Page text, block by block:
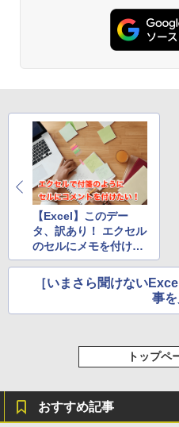
Amazon
ない、大
￥19,980
Kindle
ション
るさ自動
持続バッ
ブラック
￥32,980
Amazon
ージ、防
イ、色調
売)
New
【Excel】このデー
タ、訳あり！ エクセル
のセルにメモを付ける
テク
［いまさら聞けない
事
トップペ
おすすめ記事